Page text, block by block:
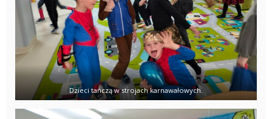
Dzieci tańczą w strojach karnawałowych.